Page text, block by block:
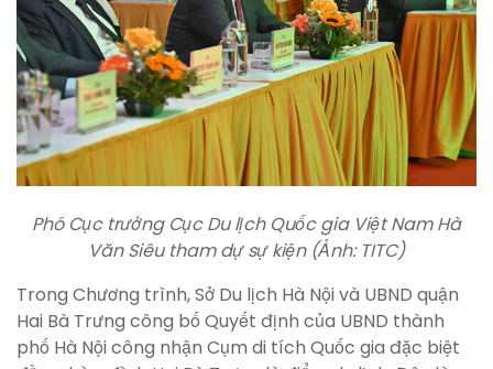
Phó Cục trưởng Cục Du lịch Quốc gia Việt Nam Hà
Văn Siêu tham dự sự kiện (Ảnh: TITC)
Trong Chương trình, Sở Du lịch Hà Nội và UBND quận
Hai Bà Trưng công bố Quyết định của UBND thành
phố Hà Nội công nhận Cụm di tích Quốc gia đặc biệt